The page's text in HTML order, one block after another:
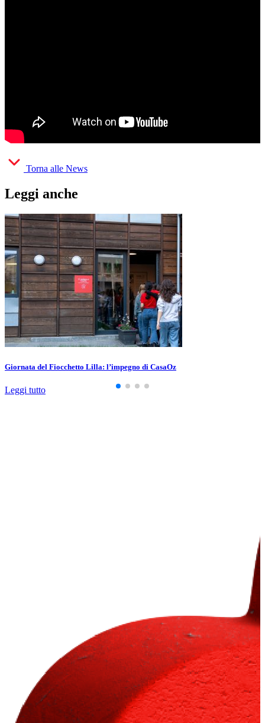
Torna alle News
Leggi anche
Giornata del Fiocchetto Lilla: l’impegno di CasaOz
Leggi tutto